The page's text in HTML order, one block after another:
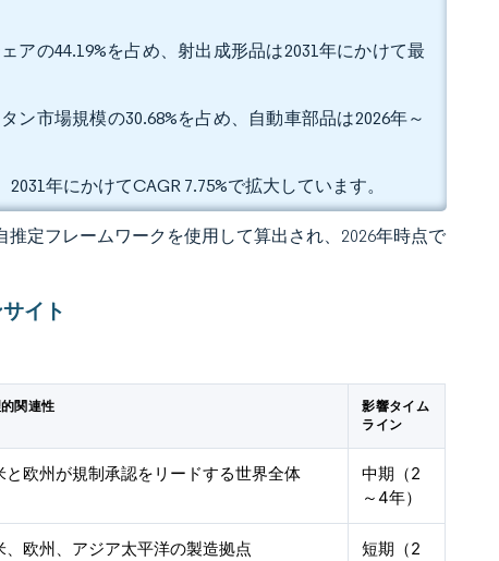
アの44.19%を占め、射出成形品は2031年にかけて最
市場規模の30.68%を占め、自動車部品は2026年～
年にかけてCAGR 7.75%で拡大しています。
定フレームワークを使用して算出され、2026年時点で
イト
関連性
影響タイム
ライン
と欧州が規制承認をリードする世界全体
中期（2
～4年）
、欧州、アジア太平洋の製造拠点
短期（2